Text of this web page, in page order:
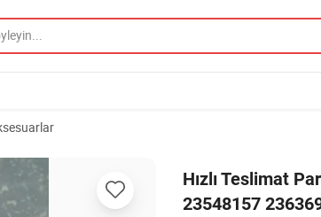
Hızlı Teslimat
23548157
23636918 Chevrolet Captiva için Arka Sis